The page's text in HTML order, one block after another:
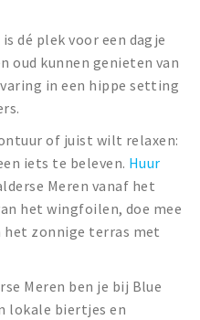
dé plek voor een dagje
oud kunnen genieten van
in een hippe setting
of juist wilt relaxen:
iets te beleven. Huur
Meren vanaf het
het wingfoilen, doe mee
het zonnige terras met
Meren ben je bij Blue
lokale biertjes en